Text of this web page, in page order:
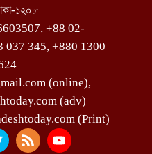
১২০৮
+88 02-
037 345, +880 1300
(online),
(adv)
(Print)